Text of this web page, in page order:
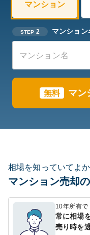
マンション
STEP 2 マンショ
無料 マン
相場を知っていてよか
マンション売却
10年所有で
常に相場
売り時を